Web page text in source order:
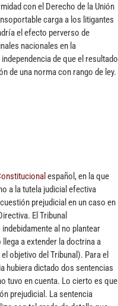
con el Derecho de la Unión
carga a los litigantes
el efecto perverso de
nacionales en la
de que el resultado
de una norma con rango de ley.
español, en la que
a la tutela judicial efectiva
prejudicial en un caso en
El Tribunal
al no plantear
a extender la doctrina a
objetivo del Tribunal). Para el
hubiera dictado dos sentencias
tuvo en cuenta. Lo cierto es que
prejudicial. La sentencia